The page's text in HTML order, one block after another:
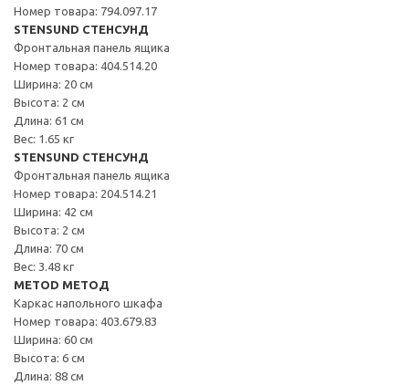
Номер товара: 794.097.17
STENSUND СТЕНСУНД
Фронтальная панель ящика
Номер товара: 404.514.20
Ширина: 20 см
Высота: 2 см
Длина: 61 см
Вес: 1.65 кг
STENSUND СТЕНСУНД
Фронтальная панель ящика
Номер товара: 204.514.21
Ширина: 42 см
Высота: 2 см
Длина: 70 см
Вес: 3.48 кг
METOD МЕТОД
Каркас напольного шкафа
Номер товара: 403.679.83
Ширина: 60 см
Высота: 6 см
Длина: 88 см